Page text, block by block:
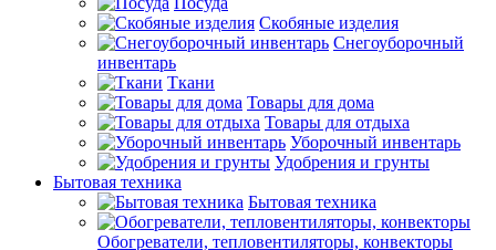
Скобяные изделия
Снегоуборочный
инвентарь
Ткани
Товары для дома
Товары для отдыха
Уборочный инвентарь
Удобрения и грунты
Бытовая техника
Бытовая техника
Обогреватели, тепловентиляторы, конвекторы